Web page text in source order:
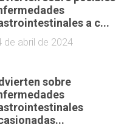
a c...
de abril de 2024
sobre